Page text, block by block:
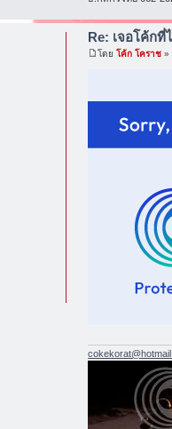
Re: เจอโค้กที่
โดยโค้ก โคราช »